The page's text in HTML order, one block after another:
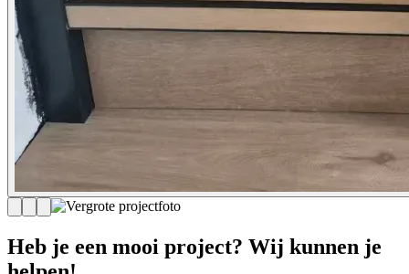
Heb je een mooi project? Wij kunnen je